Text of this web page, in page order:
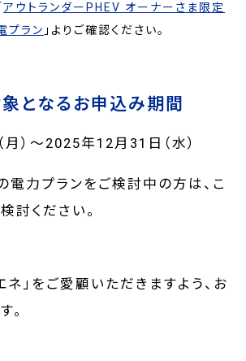
アウトランダーPHEV オーナーさま限定
プラン 」よりご確認ください。
となるお申込み期間
）～2025年12月31日（水）
電力プランをご検討中の方は、こ
討ください。
ネ」をご愛顧いただきますよう、お
。